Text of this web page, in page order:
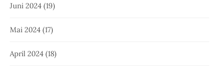
Juni 2024 (19)
Mai 2024 (17)
April 2024 (18)